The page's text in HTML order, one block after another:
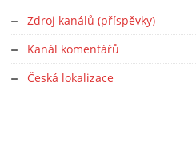
Zdroj kanálů (příspěvky)
Kanál komentářů
Česká lokalizace